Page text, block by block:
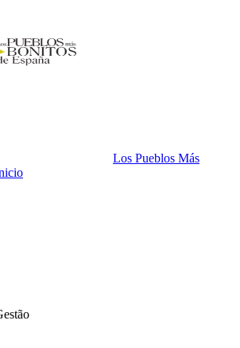
Los Pueblos Más